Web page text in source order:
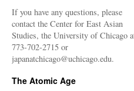
If you have any questions, please
contact the Center for East Asian
Studies, the University of Chicago
773-702-2715 or
japanatchicago@uchicago.edu.
The Atomic Age